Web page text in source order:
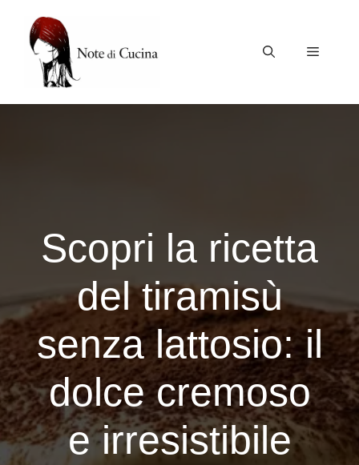
contenuto
Menu
Scopri la ricetta
del tiramisù
senza lattosio: il
dolce cremoso
e irresistibile